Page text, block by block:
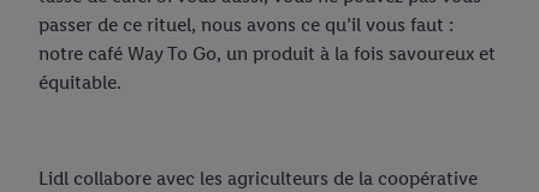
passer de ce rituel, nous avons ce qu’il vous faut :
notre café Way To Go, un produit à la fois savoureux et
équitable.
Lidl collabore avec les agriculteurs de la coopérative
c’est-à-dire des publicités pour des produits pour lesquels vous
avez montré de l’intérêt (par exemple en plaçant le produit dans
un panier d’un webshop mais sans procéder à l’achat) peuvent
également être affichées sur plusieurs apppareils et plusieurs
mail hachée et, le cas échéant, d’autres identifiants/identifiants